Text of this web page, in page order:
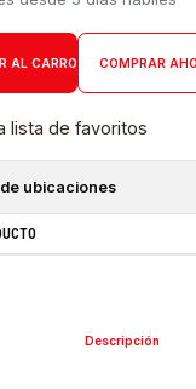
AL CARRO COMPRAR
lista de favoritos
ubicaciones
Descripción